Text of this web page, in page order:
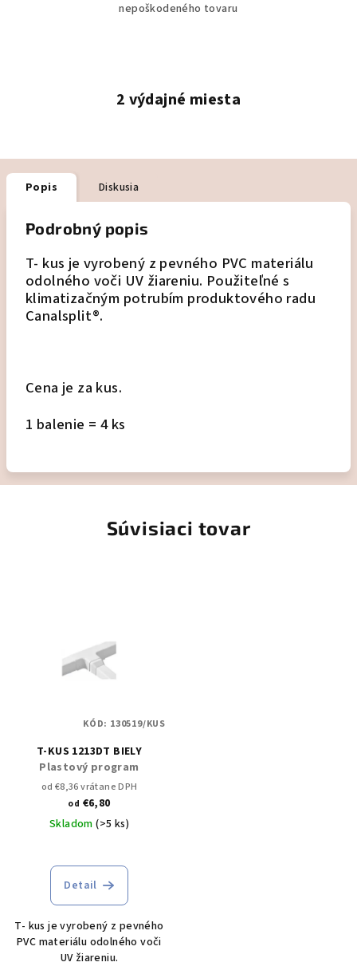
nepoškodeného tovaru
2 výdajné miesta
Popis Diskusia
Podrobný popis
T- kus je vyrobený z pevného PVC materiálu
odolného voči UV žiareniu. Použiteľné s
klimatizačným potrubím produktového radu
Canalsplit®.
Cena je za kus.
1 balenie = 4 ks
Súvisiaci tovar
T-KUS 1213DT BIELY
Plastový program
od €8,36 vrátane DPH
od €6,80
Skladom(>5 ks)
Detail
T- kus je vyrobený z pevného
PVC materiálu odolného voči
UV žiareniu.
KÓD: 130519/KUS